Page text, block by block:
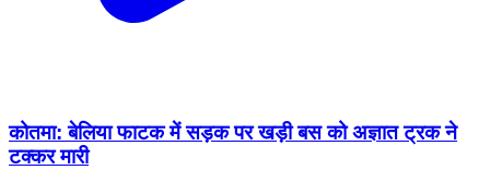
कोतमा: बेलिया फाटक में सड़क पर खड़ी बस को अज्ञात ट्रक ने
टक्कर मारी